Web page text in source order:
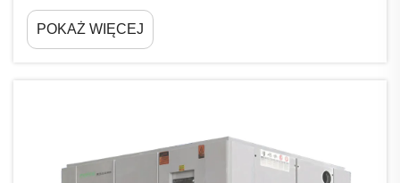
uniemożliwiające uruchomienie — niestabilność
napięcia, uszkodzenia czujników oraz błędy logiki
PLC. Większość problemów występujących
POKAŻ WIĘCEJ